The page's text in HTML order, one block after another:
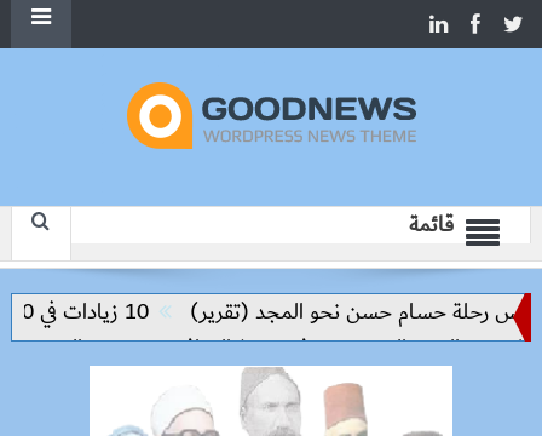
قائمة
رحلة حسام حسن نحو المجد (تقرير)
10 زيادات في 10 سنوات.. هل حان الوقت لرفع دعم البنزين نهائيا؟
والعبور الجديدة وتدفع تنفيذ المرافق
سعر الحديد